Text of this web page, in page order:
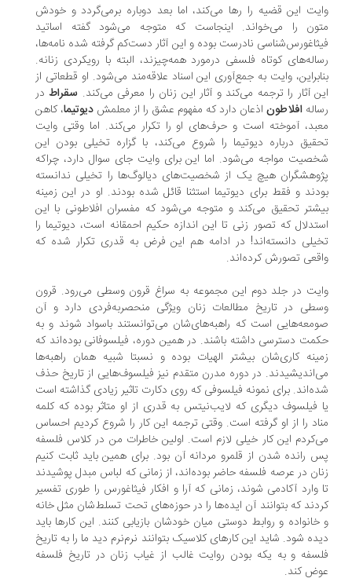
این قضیه را رها می‌کند، اما بعد دوباره برمی‌گردد و خودش
را می‌خواند. اینجاست که متوجه می‌شود گفته اساتید
نادرست بوده و این آثار دست‌کم گرفته شده نامه‌ها،
کوتاه فلسفی درمورد همه‌چیزند، البته با رویکردی زنانه.
وایت به جمع‌آوری این اسناد علاقه‌مند می‌شود. او قطعاتی از
آثار را ترجمه می‌کند و آثار این زنان را معرفی می‌کند.سقراط در
افلاطوناذعان دارد که مفهوم عشق را از معلمشدیوتیما ، کاهن
آموخته است و حرف‌های او را تکرار می‌کند. اما وقتی وایت
درباره دیوتیما را شروع می‌کند، با گزاره تخیلی بودن این
مواجه می‌شود. اما این برای وایت جای سوال دارد، چراکه
هیچ‌ یک از شخصیت‌های دیالوگ‌ها را تخیلی ندانسته
و فقط برای دیوتیما استثنا قائل شده‌ بودند. او در این زمینه
تحقیق می‌کند و متوجه می‌شود که مفسران افلاطونی با این
که تصور زنی تا این اندازه حکیم احمقانه است، دیوتیما را
دانسته‌اند! در ادامه هم این فرض به ‌قدری تکرار شده که
تصورش کرده‌اند.
در جلد دوم این مجموعه به سراغ قرون‌ وسطی می‌رود. قرون
در تاریخ مطالعات زنان ویژگی منحصربه‌فردی دارد و آن
است که راهبه‌های‌شان می‌توانستند باسواد شوند و به
دسترسی داشته باشند. در همین دوره، فیلسوفانی بوده‌اند که
کاری‌شان بیشتر الهیات بوده و نسبتا شبیه همان‌ راهبه‌ها
در دوره مدرن متقدم نیز فیلسوف‌هایی از تاریخ حذف
برای نمونه فیلسوفی که روی دکارت تاثیر زیادی گذاشته است
فیلسوف دیگری که لایب‌نیتس به قدری از او متاثر بوده که کلمه
را از او گرفته است. وقتی ترجمه این کار را شروع کردیم احساس
این کار خیلی لازم است. اولین خاطرات من در کلاس فلسفه
رانده شدن از قلمرو مردانه آن بود. برای همین باید ثابت کنیم
در عرصه فلسفه حاضر بوده‌اند، از زمانی که لباس مبدل پوشیدند
وارد آکادمی شوند، زمانی که آرا و افکار فیثاغورس را طوری تفسیر
که بتوانند آن ایده‌ها را در حوزه‌های تحت تسلط‌شان مثل خانه
و روابط دوستی میان خودشان بازیابی کنند. این کارها باید
شود. شاید این کارهای کلاسیک بتوانند نرم‌نرم دید ما را به تاریخ
و به یکه بودن روایت غالب از غیاب زنان در تاریخ فلسفه
کند.